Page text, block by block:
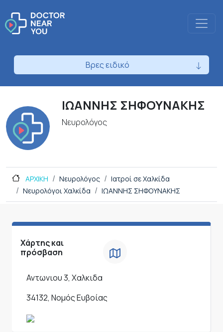
Βρες ειδικό
ΙΩΑΝΝΗΣ ΣΗΦΟΥΝΑΚΗΣ
Νευρολόγος
ΑΡΧΙΚΗ Νευρολόγος
Ιατροί σε Χαλκίδα
Νευρολόγοι Χαλκίδα
ΙΩΑΝΝΗΣ ΣΗΦΟΥΝΑΚΗΣ
Χάρτης και
πρόσβαση
Αντωνιου 3, Χαλκιδα
34132, Νομός Ευβοίας